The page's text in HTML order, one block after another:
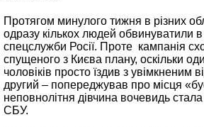
Протягом минулого тижня в різних
одразу кількох людей обвинуватили в
спецслужби Росії. Проте кампанія
спущеного з Києва плану, оскільки
чоловіків просто їздив з увімкненим
другий – попереджував про місця
неповнолітня дівчина вочевидь
СБУ.